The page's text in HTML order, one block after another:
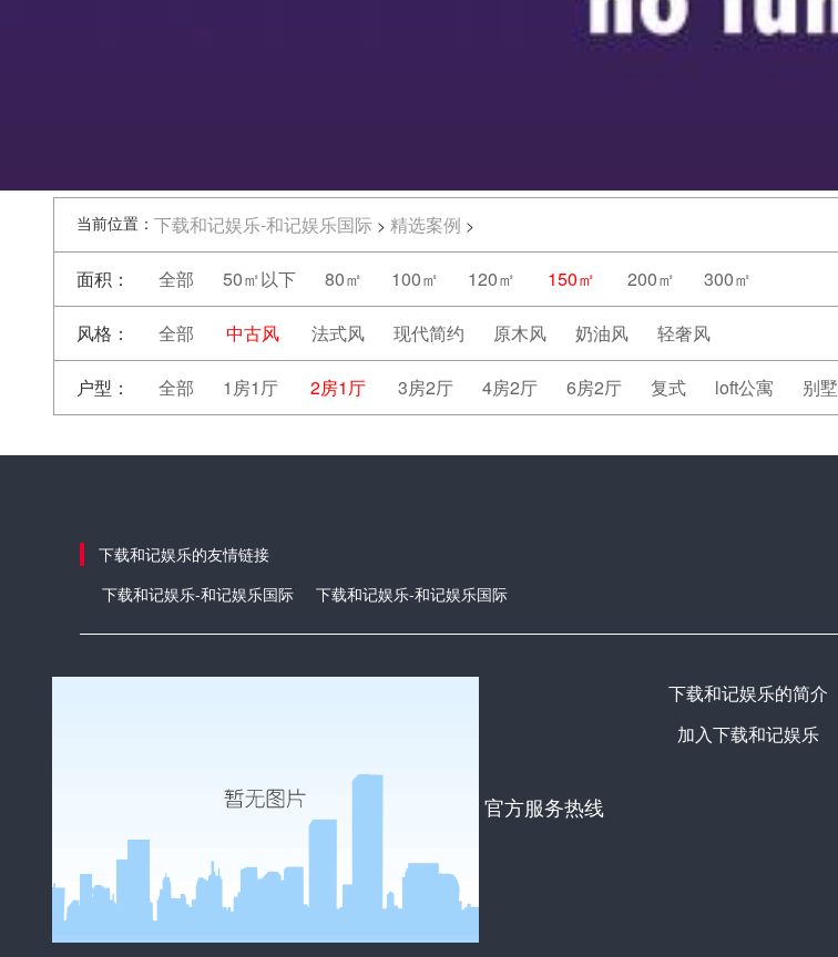
当前位置： 下载和记娱乐-和记娱乐国际 > 精选案例 >
面积： 全部 50㎡以下 80㎡ 100㎡ 120㎡ 150㎡ 200㎡ 300㎡
风格： 全部 中古风 法式风 现代简约 原木风 奶油风 轻奢风
户型： 全部 1房1厅 2房1厅 3房2厅 4房2厅 6房2厅 复式 loft公寓 别墅
下载和记娱乐的友情链接
下载和记娱乐-和记娱乐国际
下载和记娱乐-和记娱乐国际
官方服务热线
下载和记娱乐的简介
加入下载和记娱乐